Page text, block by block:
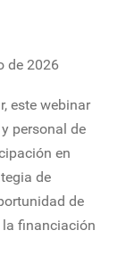
de 2026
este webinar
personal de
en
de
de
la financiación